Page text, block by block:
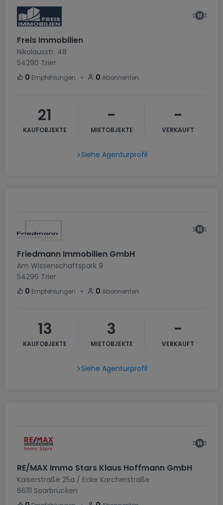
Freis Immobilien
Nikolausstr. 48
54290 Trier
0 Empfehlungen ・ 0 Abonnenten
21
KAUFOBJEKTE
-
MIETOBJEKTE
-
VERKAUFT
Siehe Agenturprofil
Friedmann Immobilien GmbH
Am Wissenschaftspark 9
54296 Trier
0 Empfehlungen ・ 0 Abonnenten
13
KAUFOBJEKTE
3
MIETOBJEKTE
-
VERKAUFT
Siehe Agenturprofil
RE/MAX Immo Stars Klaus Hoffmann GmbH
Kaiserstraße 25a / Ecke Karcherstraße
66111 Saarbrücken